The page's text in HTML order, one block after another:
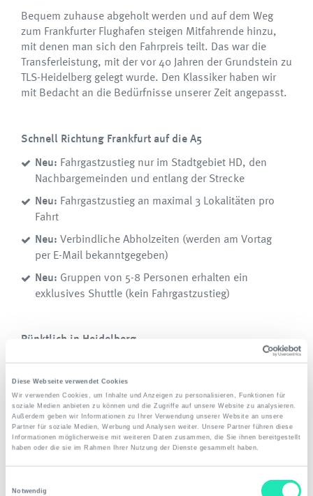
Diese Webseite verwendet Cookies
Wir verwenden Cookies, um Inhalte und Anzeigen zu personalisieren, Funktionen für
soziale Medien anbieten zu können und die Zugriffe auf unsere Website zu analysieren.
Außerdem geben wir Informationen zu Ihrer Verwendung unserer Website an unsere
Partner für soziale Medien, Werbung und Analysen weiter. Unsere Partner führen diese
Informationen möglicherweise mit weiteren Daten zusammen, die Sie ihnen bereitgestellt
haben oder die sie im Rahmen Ihrer Nutzung der Dienste gesammelt haben.
Notwendig
Bequem zuhause abgeholt werden und auf dem Weg
zum Frankfurter Flughafen steigen Mitfahrende hinzu,
mit denen man sich den Fahrpreis teilt. Das war die
Transferleistung, mit der vor 40 Jahren der Grundstein zu
TLS-Heidelberg gelegt wurde. Den Klassiker haben wir
mit Bedacht an die Bedürfnisse unserer Zeit angepasst.
Schnell Richtung Frankfurt auf die A5
Neu: Fahrgastzustieg nur im Stadtgebiet HD, den
Nachbargemeinden und entlang der Strecke
Neu: Fahrgastzustieg an maximal 3 Lokalitäten pro
Fahrt
Neu: Verbindliche Abholzeiten (werden am Vortag
per E-Mail bekanntgegeben)
Neu: Gruppen von 5-8 Personen erhalten ein
exklusives Shuttle (kein Fahrgastzustieg)
Pünktlich in Heidelberg
Neu:Feste Abfahrtszeiten am Flughafen Frankfurt
Download:
Fahrplan und Preise Airport-Shuttle ab 01.01.2026
*